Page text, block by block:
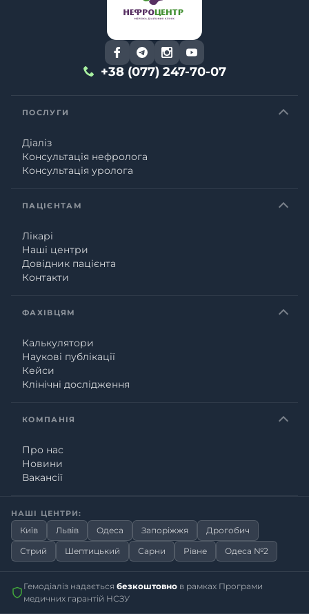
+38 (077) 247-70-07
ПОСЛУГИ
Діаліз
Консультація нефролога
Консультація уролога
ПАЦІЄНТАМ
Лікарі
Наші центри
Довідник пацієнта
Контакти
ФАХІВЦЯМ
Калькулятори
Наукові публікації
Кейси
Клінічні дослідження
КОМПАНІЯ
Про нас
Новини
Вакансії
НАШІ ЦЕНТРИ:
Київ Львів Одеса Запоріжжя
Дрогобич
Стрий
Шептицький Сарни Рівне Одеса №2
Гемодіаліз надається безкоштовно в рамках Програми
медичних гарантій НСЗУ